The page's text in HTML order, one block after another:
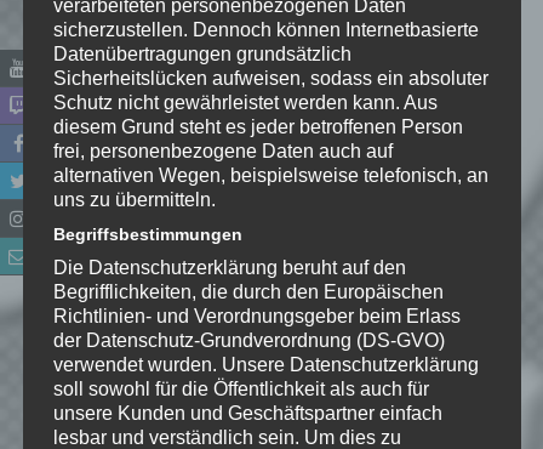
E-Mail-Adresse*
Website
*Ich habe die
Kenntnis genommen. Ich stimme
zu, dass meine Angaben dauerhaft
gespeichert werden.
Benachrichtige mich über
nachfolgende Kommentare via E-
Mail.
verarbeiteten personenbezogenen Daten
sicherzustellen. Dennoch können Internetbasierte
Datenübertragungen grundsätzlich
Sicherheitslücken aufweisen, sodass ein absoluter
Schutz nicht gewährleistet werden kann. Aus
diesem Grund steht es jeder betroffenen Person
frei, personenbezogene Daten auch auf
alternativen Wegen, beispielsweise telefonisch, an
uns zu übermitteln.
Begriffsbestimmungen
Die Datenschutzerklärung beruht auf den
Begrifflichkeiten, die durch den Europäischen
Richtlinien- und Verordnungsgeber beim Erlass
der Datenschutz-Grundverordnung (DS-GVO)
verwendet wurden. Unsere Datenschutzerklärung
soll sowohl für die Öffentlichkeit als auch für
unsere Kunden und Geschäftspartner einfach
lesbar und verständlich sein. Um dies zu